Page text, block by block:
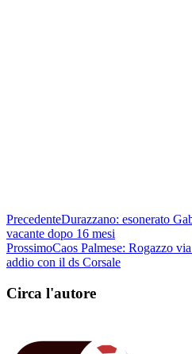
ProssimoCaos Palmese: Rogazzo
addio con il ds Corsale
Circa l'autore